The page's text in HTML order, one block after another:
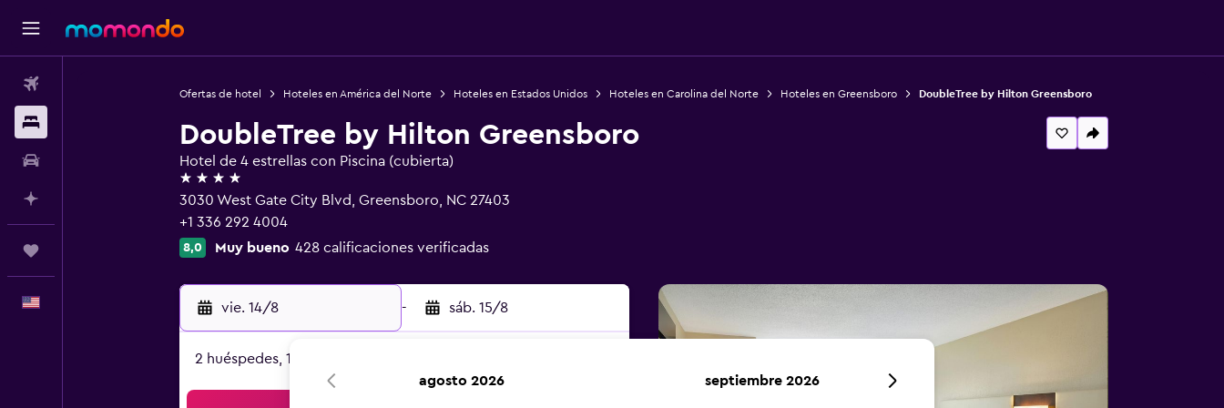
Ofertas de hotel Hoteles en América del Norte Hoteles en Estados Unidos Hoteles en Carolina del Norte Hoteles en Greensboro DoubleTree by Hilton Greensboro
DoubleTree by Hilton Greensboro
Hotel de 4 estrellas con Piscina (cubierta)
4 estrellas
3030 West Gate City Blvd, Greensboro, NC 27403
+1 336 292 4004
8,0 Muy bueno 428 calificaciones verificadas
vie. 14/8 - sáb. 15/8
2 huéspedes, 1 habitación
agosto 2026 septiembre 2026